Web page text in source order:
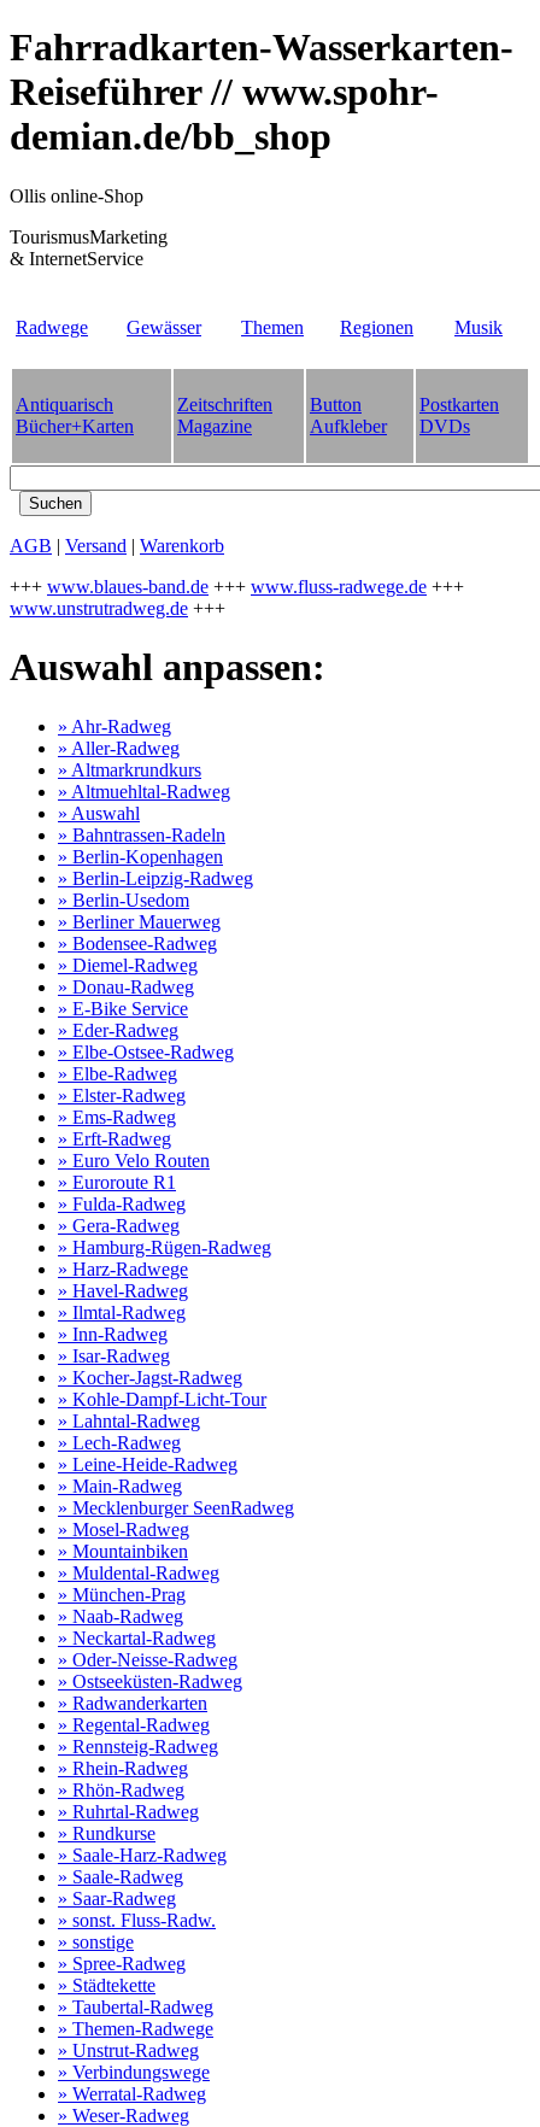
Fahrradkarten-Wasserkarten-
Reiseführer // www.spohr-
demian.de/bb_shop
Ollis online-Shop
TourismusMarketing
& InternetService
Radwege Gewässer Themen Regionen Musik
Antiquarisch
Bücher+Karten
Zeitschriften
Magazine
Button
Aufkleber
Postkarten
DVDs
AGB | Versand | Warenkorb
+++ www.blaues-band.de +++ www.fluss-radwege.de +++
www.unstrutradweg.de +++
Auswahl anpassen:
» Ahr-Radweg
» Aller-Radweg
» Altmarkrundkurs
» Altmuehltal-Radweg
» Auswahl
» Bahntrassen-Radeln
» Berlin-Kopenhagen
» Berlin-Leipzig-Radweg
» Berlin-Usedom
» Berliner Mauerweg
» Bodensee-Radweg
» Diemel-Radweg
» Donau-Radweg
» E-Bike Service
» Eder-Radweg
» Elbe-Ostsee-Radweg
» Elbe-Radweg
» Elster-Radweg
» Ems-Radweg
» Erft-Radweg
» Euro Velo Routen
» Euroroute R1
» Fulda-Radweg
» Gera-Radweg
» Hamburg-Rügen-Radweg
» Harz-Radwege
» Havel-Radweg
» Ilmtal-Radweg
» Inn-Radweg
» Isar-Radweg
» Kocher-Jagst-Radweg
» Kohle-Dampf-Licht-Tour
» Lahntal-Radweg
» Lech-Radweg
» Leine-Heide-Radweg
» Main-Radweg
» Mecklenburger SeenRadweg
» Mosel-Radweg
» Mountainbiken
» Muldental-Radweg
» München-Prag
» Naab-Radweg
» Neckartal-Radweg
» Oder-Neisse-Radweg
» Ostseeküsten-Radweg
» Radwanderkarten
» Regental-Radweg
» Rennsteig-Radweg
» Rhein-Radweg
» Rhön-Radweg
» Ruhrtal-Radweg
» Rundkurse
» Saale-Harz-Radweg
» Saale-Radweg
» Saar-Radweg
» sonst. Fluss-Radw.
» sonstige
» Spree-Radweg
» Städtekette
» Taubertal-Radweg
» Themen-Radwege
» Unstrut-Radweg
» Verbindungswege
» Werratal-Radweg
» Weser-Radweg